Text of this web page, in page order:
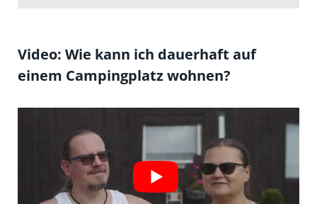
Video: Wie kann ich dauerhaft auf
einem Campingplatz wohnen?